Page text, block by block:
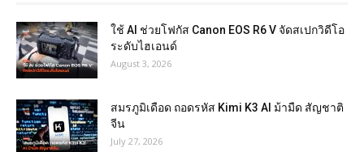
ใช้ AI ช่วยโฟกัส Canon EOS R6 V จัดสเปกวิดีโอ
ระดับไฮเอนด์
August 3, 2026
สมรภูมิเดือด ถอดรหัส Kimi K3 AI ม้ามืด สัญชาติ
จีน
July 27, 2026